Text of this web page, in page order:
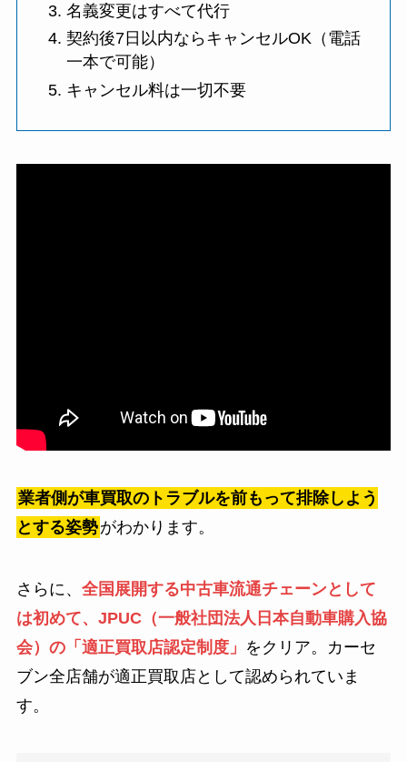
名義変更はすべて代行
契約後7日以内ならキャンセルOK（電話
一本で可能）
キャンセル料は一切不要
業者側が車買取のトラブルを前もって排除しよう
とする姿勢がわかります。
さらに、 全国展開する中古車流通チェーンとして
は初めて、JPUC（一般社団法人日本自動車購入協
会）の「適正買取店認定制度」 をクリア。カーセ
ブン全店舗が適正買取店として認められていま
す。